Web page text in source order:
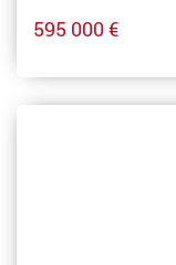
595 000 €